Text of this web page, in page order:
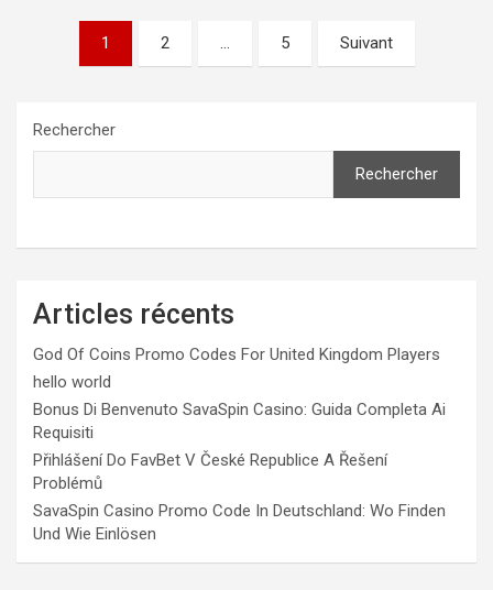
Pagination
1 2 … 5 Suivant
Rechercher
Rechercher
Articles récents
God Of Coins Promo Codes For United Kingdom Players
hello world
Bonus Di Benvenuto SavaSpin Casino: Guida Completa Ai
Requisiti
Přihlášení Do FavBet V České Republice A Řešení
Problémů
SavaSpin Casino Promo Code In Deutschland: Wo Finden
Und Wie Einlösen